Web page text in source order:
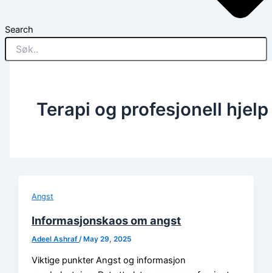
Search
Terapi og profesjonell hjelp
Angst
Informasjonskaos om angst
Adeel Ashraf /May 29, 2025
Viktige punkter Angst og informasjon